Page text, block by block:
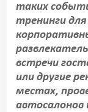
таких
тренинги
встречи
или другие
местах,
автосалонов